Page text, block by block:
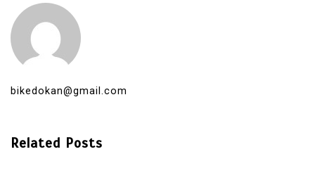
bikedokan@gmail.com
Related Posts